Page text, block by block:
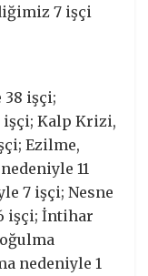
7 işçi
38 işçi;
işçi; Kalp Krizi,
Ezilme,
11
7 işçi; Nesne
işçi; İntihar
nedeniyle 1